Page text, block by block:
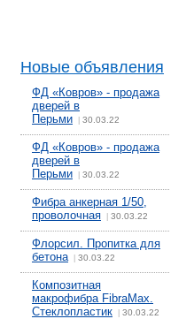
Новые объявления
ФД «Ковров» - продажа
дверей в
Перьми
30.03.22
ФД «Ковров» - продажа
дверей в
Перьми
30.03.22
Фибра анкерная 1/50,
проволочная
30.03.22
Флорсил. Пропитка для
бетона| 30.03.22
Композитная
макрофибра FibraMax.
Стеклопластик
30.03.22